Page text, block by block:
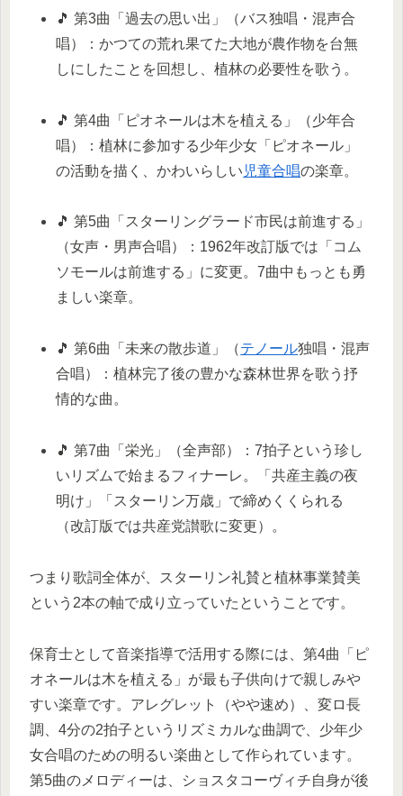
🎵 第3曲「過去の思い出」（バス独唱・混声合
唱）：かつての荒れ果てた大地が農作物を台無
しにしたことを回想し、植林の必要性を歌う。
🎵 第4曲「ピオネールは木を植える」（少年合
唱）：植林に参加する少年少女「ピオネール」
の活動を描く、かわいらしい 児童合唱の楽章。
🎵 第5曲「スターリングラード市民は前進する」
（女声・男声合唱）：1962年改訂版では「コム
ソモールは前進する」に変更。7曲中もっとも勇
ましい楽章。
🎵 第6曲「未来の散歩道」（テノール独唱・混声
合唱）：植林完了後の豊かな森林世界を歌う抒
情的な曲。
🎵 第7曲「栄光」（全声部）：7拍子という珍し
いリズムで始まるフィナーレ。「共産主義の夜
明け」「スターリン万歳」で締めくくられる
（改訂版では共産党讃歌に変更）。
つまり歌詞全体が、スターリン礼賛と植林事業賛美
という2本の軸で成り立っていたということです。
保育士として音楽指導で活用する際には、第4曲「ピ
オネールは木を植える」が最も子供向けで親しみや
すい楽章です。アレグレット（やや速め）、変ロ長
調、4分の2拍子というリズミカルな曲調で、少年少
女合唱のための明るい楽曲として作られています。
第5曲のメロディーは、ショスタコーヴィチ自身が後